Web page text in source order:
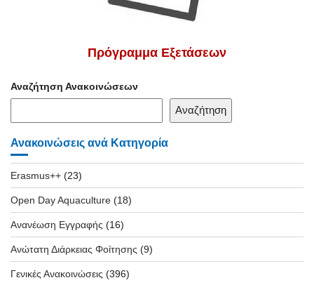
Πρόγραμμα Εξετάσεων
Αναζήτηση Ανακοινώσεων
Αναζήτηση
Ανακοινώσεις ανά Κατηγορία
Erasmus++ (23)
Open Day Aquaculture (18)
Ανανέωση Εγγραφής (16)
Ανώτατη Διάρκειας Φοίτησης (9)
Γενικές Ανακοινώσεις (396)